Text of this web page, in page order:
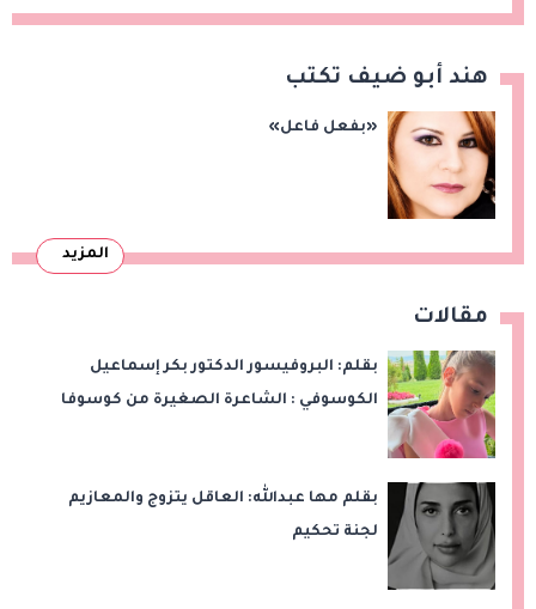
هند أبو ضيف تكتب
«بفعل فاعل»
المزيد
مقالات
بقلم: البروفيسور الدكتور بكر إسماعيل
الكوسوفي : الشاعرة الصغيرة من كوسوفا
بقلم مها عبدالله: العاقل يتزوج والمعازيم
لجنة تحكيم